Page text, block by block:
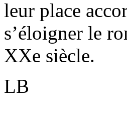
leur place
s’éloigner le
XXe siècle.
LB